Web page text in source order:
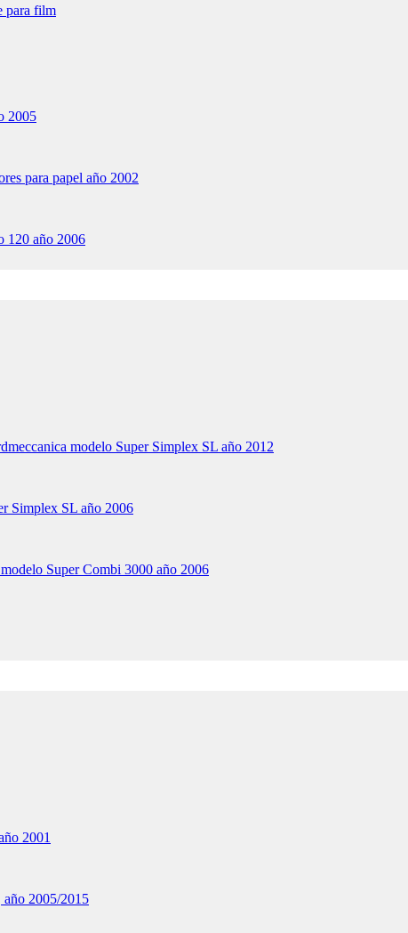
para film
2005
para papel año 2002
120 año 2006
modelo Super Simplex SL año 2012
Simplex SL año 2006
Super Combi 3000 año 2006
2001
año 2005/2015